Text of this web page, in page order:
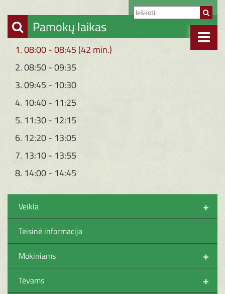
Pamokų laikas
1. 08:00 - 08:45 (42 min.)
2. 08:50 - 09:35
3. 09:45 - 10:30
4. 10:40 - 11:25
5. 11:30 - 12:15
6. 12:20 - 13:05
7. 13:10 - 13:55
8. 14:00 - 14:45
+
Veikla
Teisinė informacija
+
Mokiniams
+
Tėvams